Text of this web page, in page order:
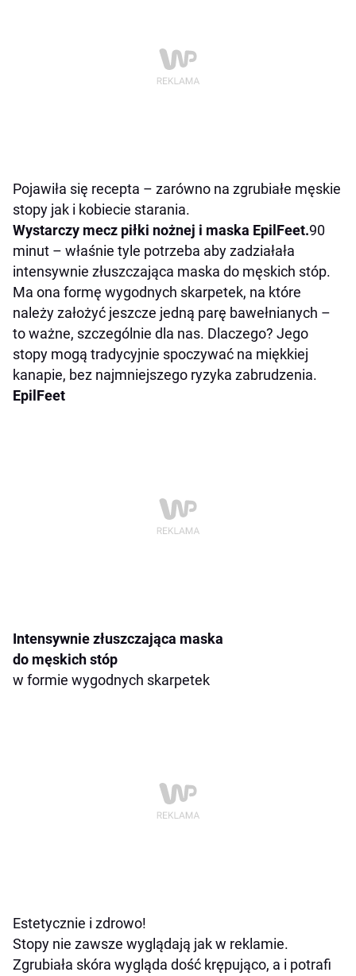
Pojawiła się recepta – zarówno na zgrubiałe męskie
stopy jak i kobiecie starania.
Wystarczy mecz piłki nożnej i maska EpilFeet.90
minut – właśnie tyle potrzeba aby zadziałała
intensywnie złuszczająca maska do męskich stóp.
Ma ona formę wygodnych skarpetek, na które
należy założyć jeszcze jedną parę bawełnianych –
to ważne, szczególnie dla nas. Dlaczego? Jego
stopy mogą tradycyjnie spoczywać na miękkiej
kanapie, bez najmniejszego ryzyka zabrudzenia.
EpilFeet
Intensywnie złuszczająca maska
do męskich stóp
w formie wygodnych skarpetek
Estetycznie i zdrowo!
Stopy nie zawsze wyglądają jak w reklamie.
Zgrubiała skóra wygląda dość krępująco, a i potrafi